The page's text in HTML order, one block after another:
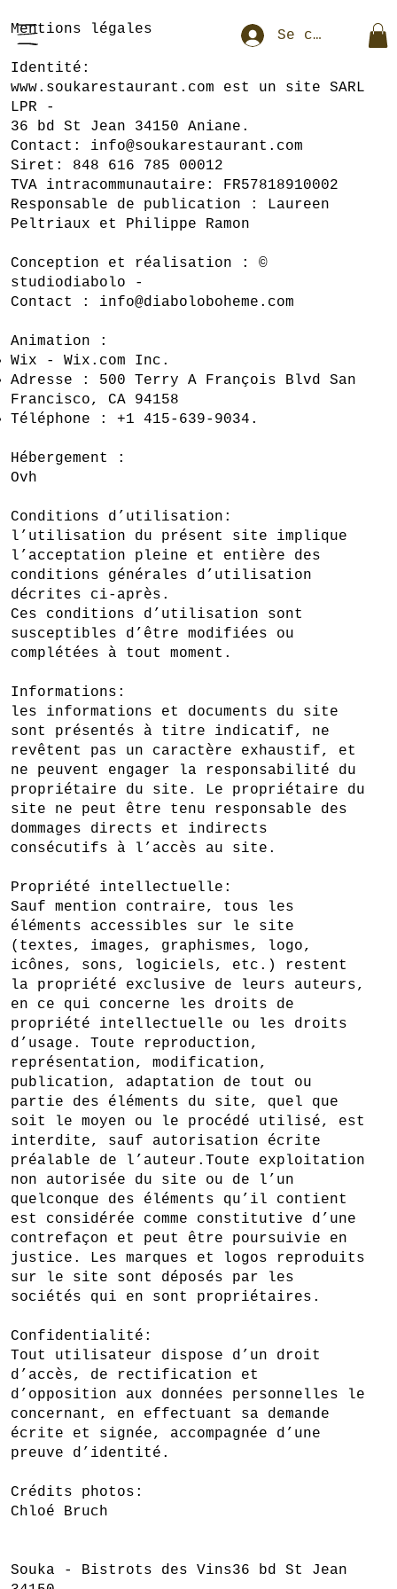
Se connecter
Mentions légales
Identité:
www.soukarestaurant.com est un site SARL
LPR -
36 bd St Jean 34150 Aniane.
Contact: info@soukarestaurant.com
Siret: 848 616 785 00012
TVA intracommunautaire: FR57818910002
Responsable de publication : Laureen
Peltriaux et Philippe Ramon
Conception et réalisation : ©
studiodiabolo -
Contact : info@diaboloboheme.com
Animation :
Wix - Wix.com Inc.
Adresse : 500 Terry A François Blvd San
Francisco, CA 94158
Téléphone : +1 415-639-9034.
Hébergement :
Ovh
Conditions d’utilisation:
l’utilisation du présent site implique
l’acceptation pleine et entière des
conditions générales d’utilisation
décrites ci-après.
Ces conditions d’utilisation sont
susceptibles d’être modifiées ou
complétées à tout moment.
Informations:
les informations et documents du site
sont présentés à titre indicatif, ne
revêtent pas un caractère exhaustif, et
ne peuvent engager la responsabilité du
propriétaire du site. Le propriétaire du
site ne peut être tenu responsable des
dommages directs et indirects
consécutifs à l’accès au site.
Propriété intellectuelle:
Sauf mention contraire, tous les
éléments accessibles sur le site
(textes, images, graphismes, logo,
icônes, sons, logiciels, etc.) restent
la propriété exclusive de leurs auteurs,
en ce qui concerne les droits de
propriété intellectuelle ou les droits
d’usage. Toute reproduction,
représentation, modification,
publication, adaptation de tout ou
partie des éléments du site, quel que
soit le moyen ou le procédé utilisé, est
interdite, sauf autorisation écrite
préalable de l’auteur.Toute exploitation
non autorisée du site ou de l’un
quelconque des éléments qu’il contient
est considérée comme constitutive d’une
contrefaçon et peut être poursuivie en
justice. Les marques et logos reproduits
sur le site sont déposés par les
sociétés qui en sont propriétaires.
Confidentialité:
Tout utilisateur dispose d’un droit
d’accès, de rectification et
d’opposition aux données personnelles le
concernant, en effectuant sa demande
écrite et signée, accompagnée d’une
preuve d’identité.
Crédits photos:
Chloé Bruch
Souka - Bistrots des Vins36 bd St Jean